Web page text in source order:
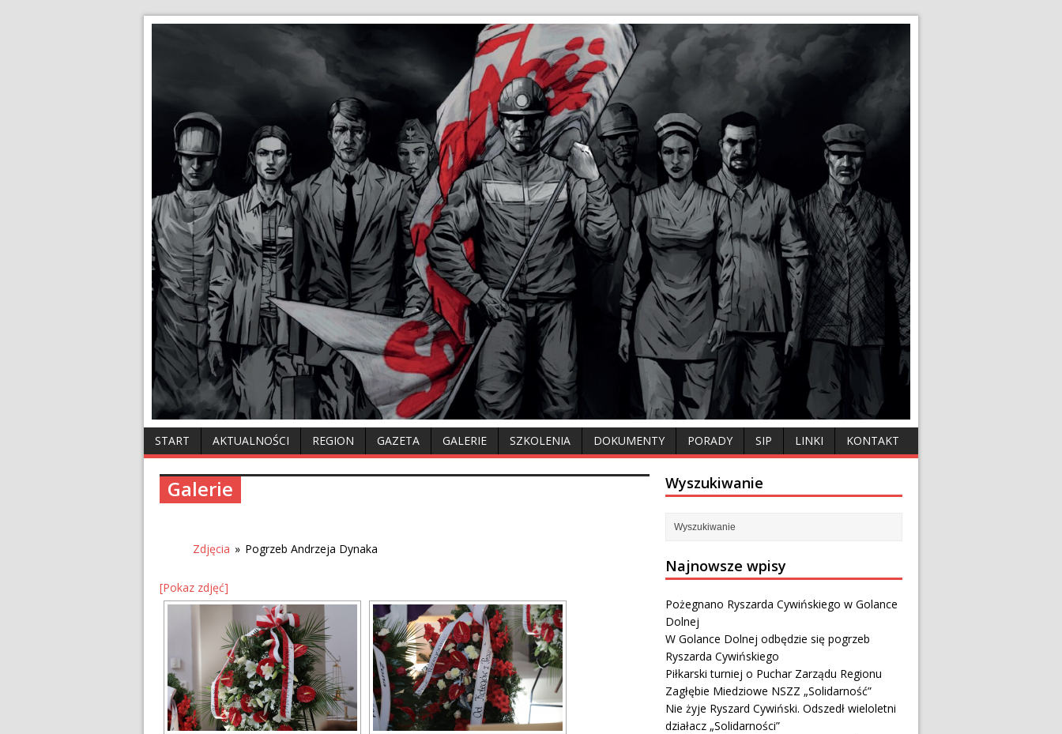
START AKTUALNOŚCI REGION GAZETA GALERIE SZKOLENIA DOKUMENTY PORADY SIP LINKI KONTAKT
Galerie
Zdjęcia » Pogrzeb Andrzeja Dynaka
[Pokaz zdjęć]
Wyszukiwanie
Najnowsze wpisy
Pożegnano Ryszarda Cywińskiego w Golance
Dolnej
W Golance Dolnej odbędzie się pogrzeb
Ryszarda Cywińskiego
Piłkarski turniej o Puchar Zarządu Regionu
Zagłębie Miedziowe NSZZ „Solidarność”
Nie żyje Ryszard Cywiński. Odszedł wieloletni
działacz „Solidarności”